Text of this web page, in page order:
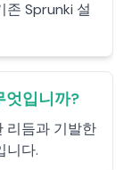
존 Sprunki 설
엇입니까?
리듬과 기발한
니다.